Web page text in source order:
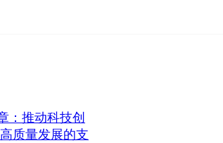
：推动科技创
质量发展的支